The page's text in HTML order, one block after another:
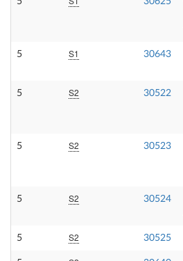
5 S1 30643
5 S2 30522
5 S2 30523
5 S2 30524
5 S2 30525